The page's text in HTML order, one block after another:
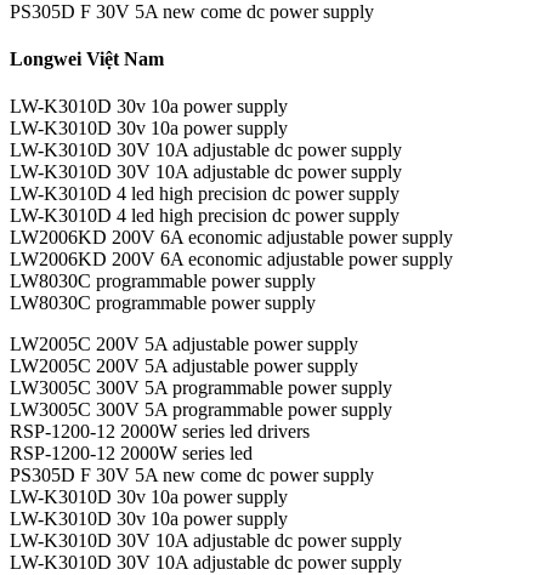
PS305D F 30V 5A new come dc power supply
Longwei Việt Nam
LW-K3010D 30v 10a power supply
LW-K3010D 30v 10a power supply
LW-K3010D 30V 10A adjustable dc power supply
LW-K3010D 30V 10A adjustable dc power supply
LW-K3010D 4 led high precision dc power supply
LW-K3010D 4 led high precision dc power supply
LW2006KD 200V 6A economic adjustable power supply
LW2006KD 200V 6A economic adjustable power supply
LW8030C programmable power supply
LW8030C programmable power supply
LW2005C 200V 5A adjustable power supply
LW2005C 200V 5A adjustable power supply
LW3005C 300V 5A programmable power supply
LW3005C 300V 5A programmable power supply
RSP-1200-12 2000W series led drivers
RSP-1200-12 2000W series led
PS305D F 30V 5A new come dc power supply
LW-K3010D 30v 10a power supply
LW-K3010D 30v 10a power supply
LW-K3010D 30V 10A adjustable dc power supply
LW-K3010D 30V 10A adjustable dc power supply